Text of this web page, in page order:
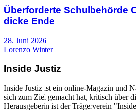
Überforderte Schulbehörde
dicke Ende
28. Juni 2026
Lorenzo Winter
Inside Justiz
Inside Justiz ist ein online-Magazin und
sich zum Ziel gemacht hat, kritisch über
Herausgeberin ist der Trägerverein